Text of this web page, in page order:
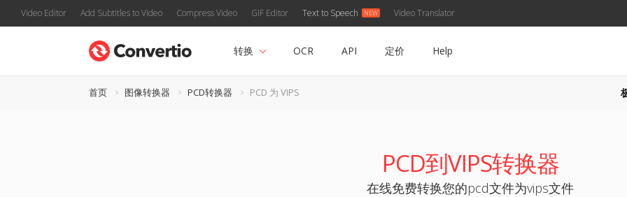
Video Editor Add Subtitles to Video Compress Video GIF Editor Text to Speech Video Translator
转换 OCR API 定价 Help
首页 图像转换器 PCD转换器 PCD 为 VIPS
PCD到VIPS转换器
在线免费转换您的pcd文件为vips文件